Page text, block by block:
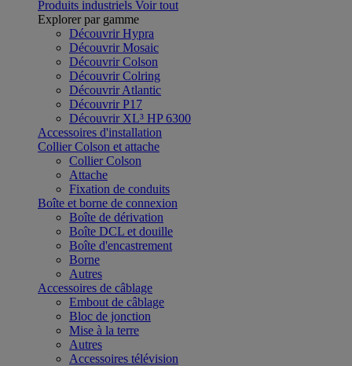
Produits industriels Voir tout
Explorer par gamme
Découvrir Hypra
Découvrir Mosaic
Découvrir Colson
Découvrir Colring
Découvrir Atlantic
Découvrir P17
Découvrir XL³ HP 6300
Accessoires d'installation
Collier Colson et attache
Collier Colson
Attache
Fixation de conduits
Boîte et borne de connexion
Boîte de dérivation
Boîte DCL et douille
Boîte d'encastrement
Borne
Autres
Accessoires de câblage
Embout de câblage
Bloc de jonction
Mise à la terre
Autres
Accessoires télévision